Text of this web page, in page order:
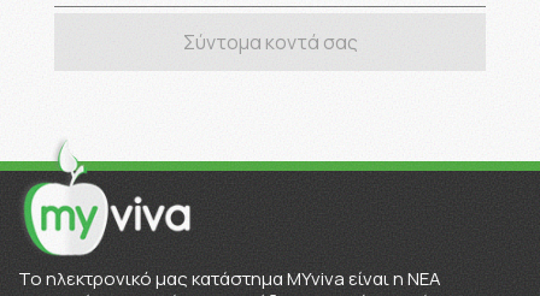
Σύντομα κοντά σας
To ηλεκτρονικό μας κατάστημα MYviva είναι η ΝΕΑ